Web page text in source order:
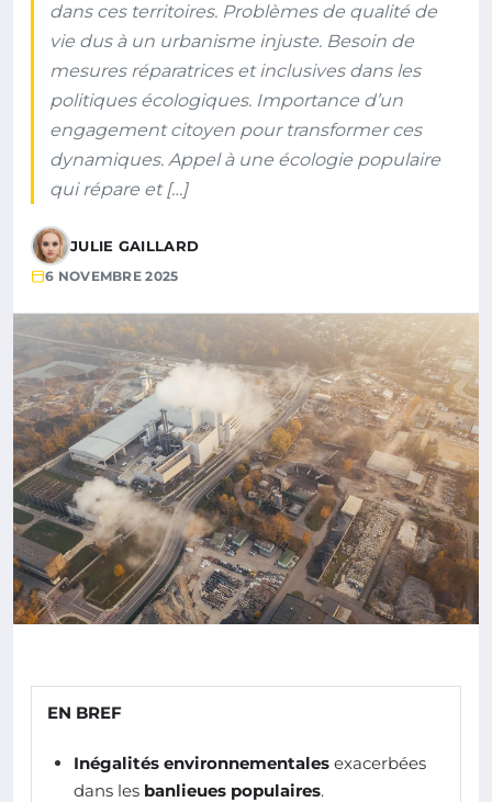
dans ces territoires. Problèmes de qualité de
vie dus à un urbanisme injuste. Besoin de
mesures réparatrices et inclusives dans les
politiques écologiques. Importance d’un
engagement citoyen pour transformer ces
dynamiques. Appel à une écologie populaire
qui répare et […]
JULIE GAILLARD
6 NOVEMBRE 2025
EN BREF
Inégalités environnementales exacerbées
dans les banlieues populaires.